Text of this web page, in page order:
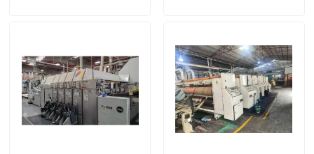
Viaje de la fábrica
Control de calidad